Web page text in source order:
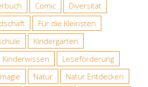
Comic
Diversität
Für die Kleinsten
Kindergarten
Kinderwissen
Leseförderung
magie Natur
Natur Entdecken